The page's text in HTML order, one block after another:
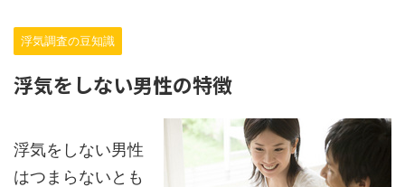
浮気調査の豆知識
浮気をしない男性の特徴
浮気をしない男性
はつまらないとも